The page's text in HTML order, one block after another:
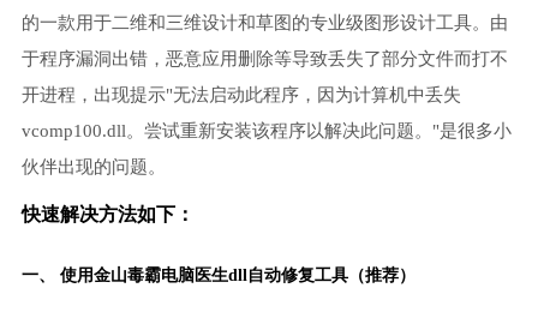
的一款用于二维和三维设计和草图的专业级图形设计工具。由
于程序漏洞出错，恶意应用删除等导致丢失了部分文件而打不
开进程，出现提示"无法启动此程序，因为计算机中丢失
vcomp100.dll。尝试重新安装该程序以解决此问题。"是很多小
伙伴出现的问题。
快速解决方法如下：
一、 使用金山毒霸电脑医生dll自动修复工具（推荐）